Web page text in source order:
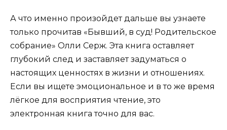
А что именно произойдет дальше вы узнаете
только прочитав «Бывший, в суд! Родительское
собрание» Олли Серж. Эта книга оставляет
глубокий след и заставляет задуматься о
настоящих ценностях в жизни и отношениях.
Если вы ищете эмоциональное и в то же время
лёгкое для восприятия чтение, это
электронная книга точно для вас.